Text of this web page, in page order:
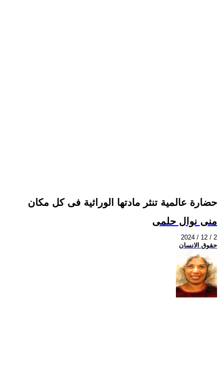
حضارة عالمية تنثر مادتها الوراثية فى كل مكان
منى نوال حلمى
2024 / 12 / 2
حقوق الانسان